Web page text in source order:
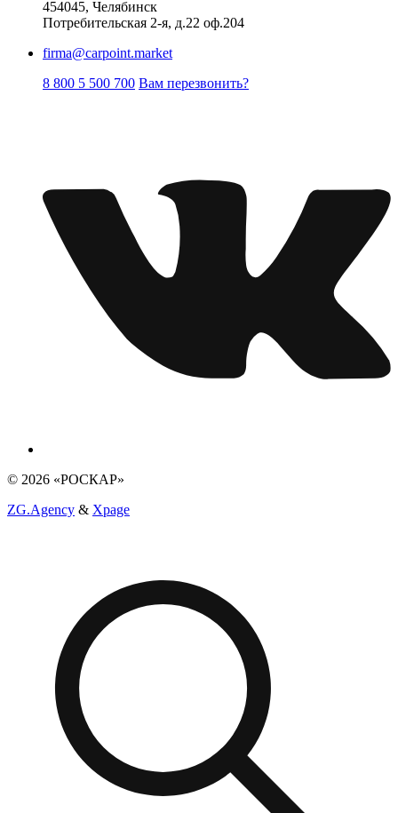
454045, Челябинск
Потребительская 2-я, д.22 оф.204
firma@carpoint.market
8 800 5 500 700 Вам перезвонить?
© 2026 «РОСКАР»
ZG.Agency & Xpage